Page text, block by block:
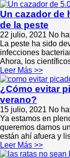
Un cazador de
de la peste
22 julio, 2021 No
La peste ha sido
infecciones
Ahora, los
Leer Más >>
¿Cómo evitar
verano?
15 julio, 2021 No
Ya estamos en
queremos darnos
están ahí afuera y
Leer Más >>